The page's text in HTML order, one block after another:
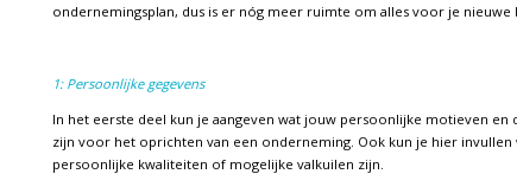
ondernemingsplan, dus is er nóg meer ruimte om alles voor je
1: Persoonlijke gegevens
In het eerste deel kun je aangeven wat jouw persoonlijke motieven en
zijn voor het oprichten van een onderneming. Ook kun je hier invullen
persoonlijke kwaliteiten of mogelijke valkuilen zijn.